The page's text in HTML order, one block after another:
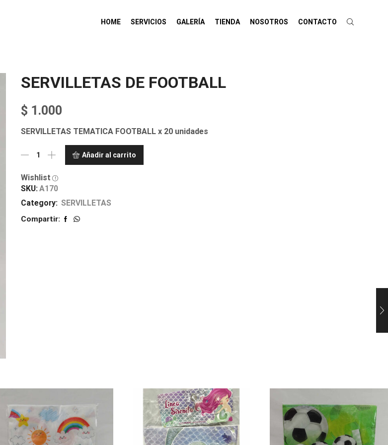
HOME SERVICIOS GALERÍA TIENDA NOSOTROS CONTACTO
SERVILLETAS DE FOOTBALL
$ 1.000
SERVILLETAS TEMATICA FOOTBALL x 20 unidades
Añadir al carrito
Wishlist
SKU: A170
Category: SERVILLETAS
Compartir: